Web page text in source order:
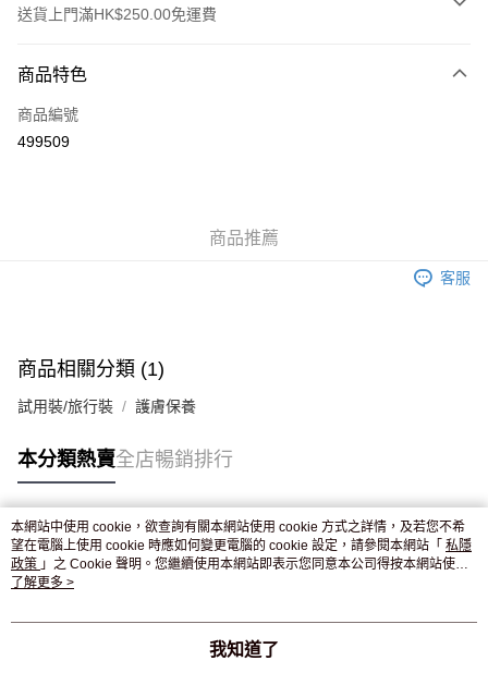
送貨上門滿HK$250.00免運費
信用卡
Apple Pay
商品特色
商品編號
499509
商品推薦
客服
商品相關分類 (1)
試用裝/旅行裝 護膚保養
本分類熱賣全店暢銷排行
熱門標籤
熱銷排行
本網站中使用 cookie，欲查詢有關本網站使用 cookie 方式之詳情，及若您不希
望在電腦上使用 cookie 時應如何變更電腦的 cookie 設定，請參閱本網站「 私隱
政策 」之 Cookie 聲明。您繼續使用本網站即表示您同意本公司得按本網站使用
條款之 Cookie 聲明使用 cookie。
了解更多 >
我知道了